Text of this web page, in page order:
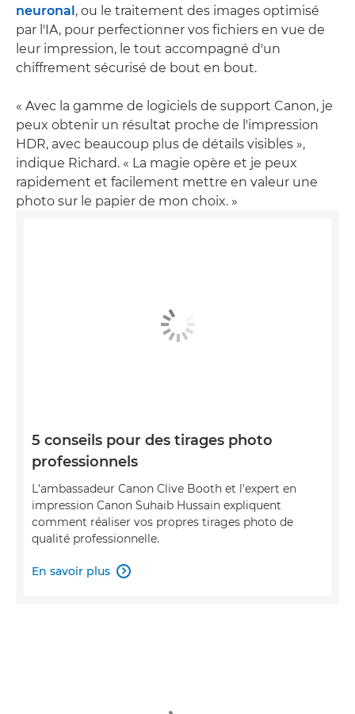
neuronal , ou le traitement des images optimisé
par l'IA, pour perfectionner vos fichiers en vue de
leur impression, le tout accompagné d'un
chiffrement sécurisé de bout en bout.
« Avec la gamme de logiciels de support Canon, je
peux obtenir un résultat proche de l'impression
HDR, avec beaucoup plus de détails visibles »,
indique Richard. « La magie opère et je peux
rapidement et facilement mettre en valeur une
photo sur le papier de mon choix. »
5 conseils pour des tirages photo
professionnels
L'ambassadeur Canon Clive Booth et l'expert en
impression Canon Suhaib Hussain expliquent
comment réaliser vos propres tirages photo de
qualité professionnelle.
En savoir plus 